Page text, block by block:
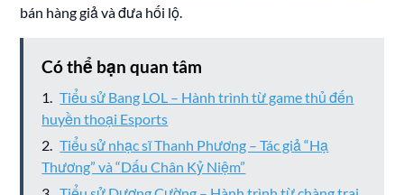
bán hàng giả và đưa hối lộ.
Có thể bạn quan tâm
Tiểu sử Bang LOL – Hành trình từ game thủ đến
huyền thoại Esports
Tiểu sử nhạc sĩ Thanh Phương – Tác giả “Hạ
Thương” và “Dấu Chân Kỷ Niệm”